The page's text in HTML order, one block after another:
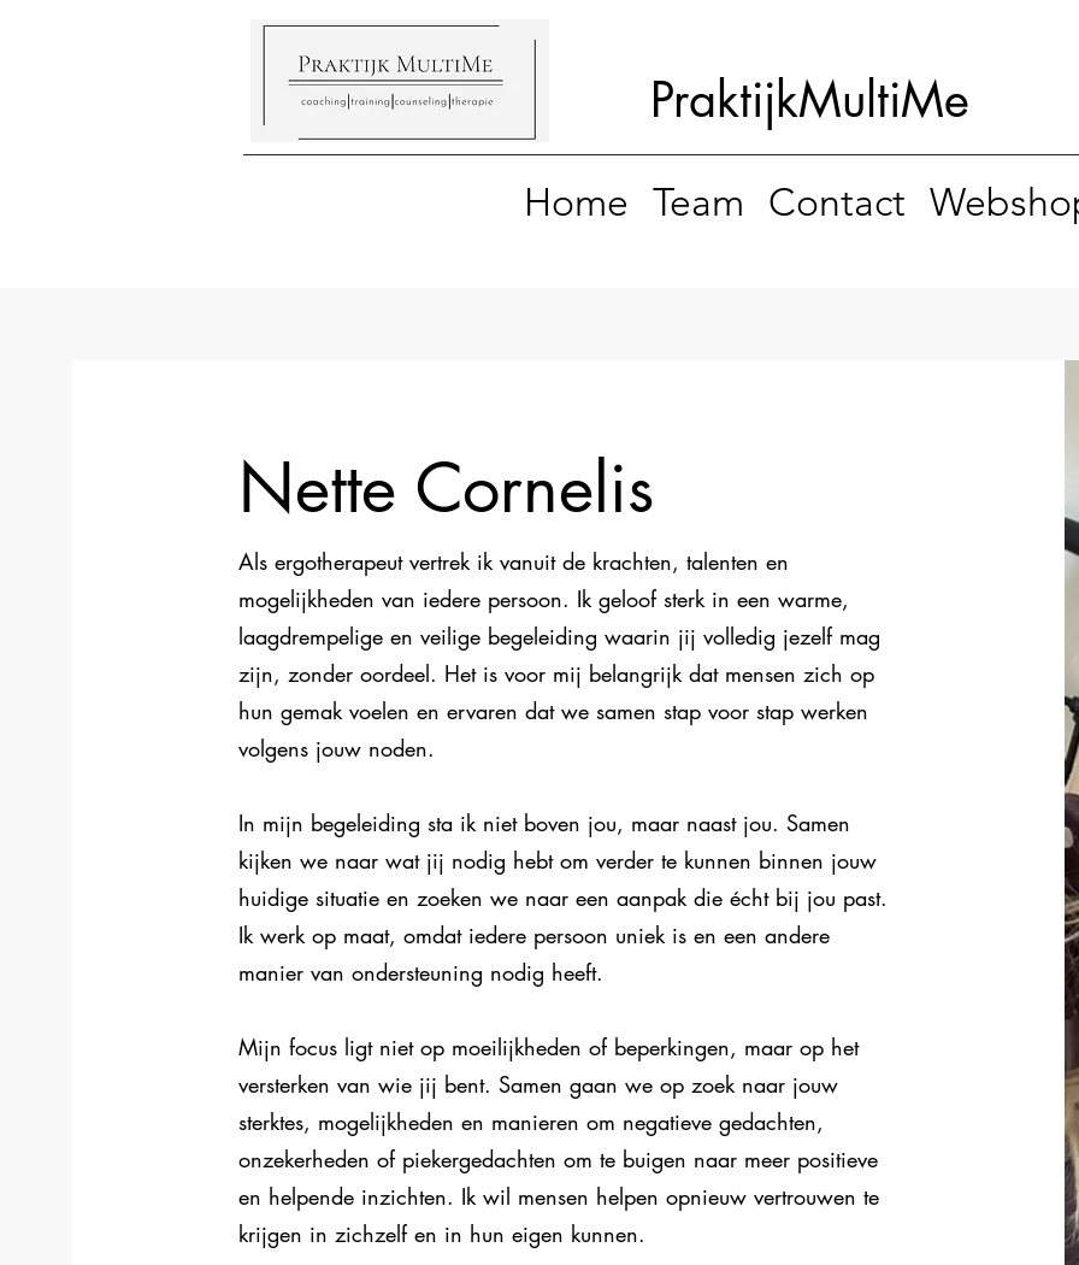
PraktijkMultiMe
Home Team Contact
Nette Cornelis
Als ergotherapeut vertrek ik vanuit de krachten, talenten en
mogelijkheden van iedere persoon. Ik geloof sterk in een warme,
laagdrempelige en veilige begeleiding waarin jij volledig jezelf mag
zijn, zonder oordeel. Het is voor mij belangrijk dat mensen zich op
hun gemak voelen en ervaren dat we samen stap voor stap werken
volgens jouw noden.
In mijn begeleiding sta ik niet boven jou, maar naast jou. Samen
kijken we naar wat jij nodig hebt om verder te kunnen binnen jouw
huidige situatie en zoeken we naar een aanpak die écht bij jou past.
Ik werk op maat, omdat iedere persoon uniek is en een andere
manier van ondersteuning nodig heeft.
Mijn focus ligt niet op moeilijkheden of beperkingen, maar op het
versterken van wie jij bent. Samen gaan we op zoek naar jouw
sterktes, mogelijkheden en manieren om negatieve gedachten,
onzekerheden of piekergedachten om te buigen naar meer positieve
en helpende inzichten. Ik wil mensen helpen opnieuw vertrouwen te
krijgen in zichzelf en in hun eigen kunnen.